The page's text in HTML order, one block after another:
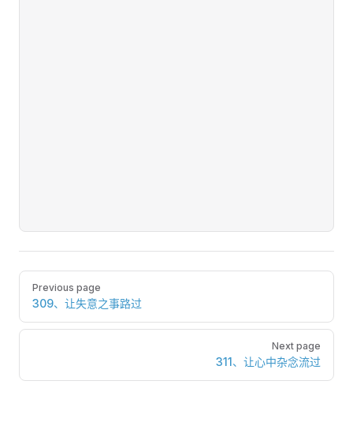
Pager
Previous page
309、让失意之事路过
Next page
311、让心中杂念流过